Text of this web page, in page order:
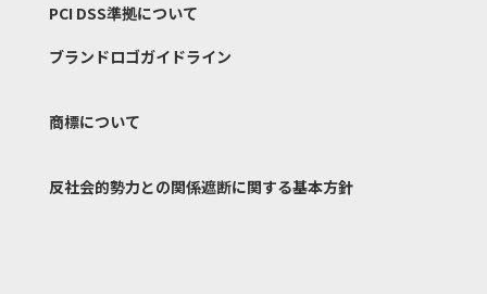
PCI DSS準拠について
ブランドロゴガイドライン
商標について
反社会的勢力との関係遮断に関する基本方針